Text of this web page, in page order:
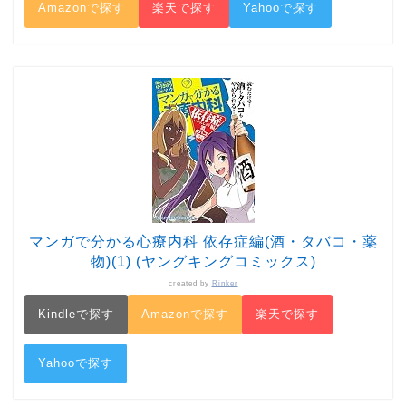
Amazonで探す 楽天で探す Yahooで探す
マンガで分かる心療内科 依存症編(酒・タバコ・薬
物)(1) (ヤングキングコミックス)
created by Rinker
Kindleで探す Amazonで探す 楽天で探す
Yahooで探す